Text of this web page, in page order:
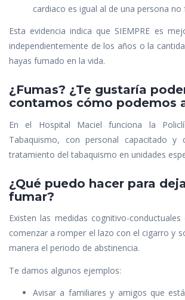
cardiaco es igual al de una persona no
Esta evidencia indica que SIEMPRE es
independientemente de los años o la
hayas fumado en la vida.
¿Fumas? ¿Te gustaría
contamos cómo podemos
En el Hospital Maciel funciona la
Tabaquismo, con personal capacitado y
tratamiento del tabaquismo en unidades
¿Qué puedo hacer para
fumar?
Existen las medidas cognitivo-
comenzar a romper el lazo con el cigarro y
manera el periodo de abstinencia.
Te damos algunos ejemplos:
Avisar a familiares y amigos que